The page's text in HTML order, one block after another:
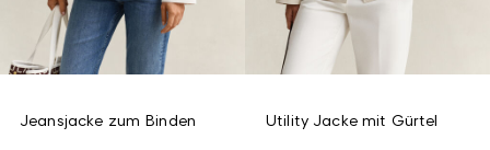
Jeansjacke zum Binden Utility Jacke mit Gürtel